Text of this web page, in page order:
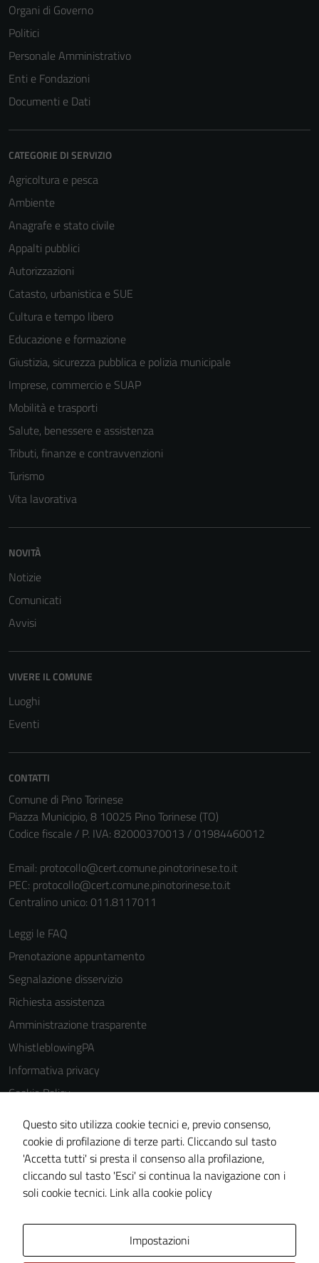
Organi di Governo
Politici
Personale Amministrativo
Enti e Fondazioni
Documenti e Dati
CATEGORIE DI SERVIZIO
Agricoltura e pesca
Ambiente
Anagrafe e stato civile
Appalti pubblici
Autorizzazioni
Catasto, urbanistica e SUE
Cultura e tempo libero
Educazione e formazione
Giustizia, sicurezza pubblica e polizia municipale
Imprese, commercio e SUAP
Mobilità e trasporti
Salute, benessere e assistenza
Tributi, finanze e contravvenzioni
Turismo
Vita lavorativa
NOVITÀ
Notizie
Comunicati
Avvisi
VIVERE IL COMUNE
Luoghi
Eventi
CONTATTI
Comune di Pino Torinese
Piazza Municipio, 8 10025 Pino Torinese (TO)
Codice fiscale / P. IVA: 82000370013 / 01984460012
Email: protocollo@cert.comune.pinotorinese.to.it
PEC: protocollo@cert.comune.pinotorinese.to.it
Centralino unico: 011.8117011
Leggi le FAQ
Prenotazione appuntamento
Segnalazione disservizio
Richiesta assistenza
Amministrazione trasparente
WhistleblowingPA
Informativa privacy
Cookie Policy
Note legali
Dichiarazione di accessibilità
Piano di miglioramento del sito
Certificazione sistema gestione qualità
Questo sito utilizza cookie tecnici e, previo consenso,
cookie di profilazione di terze parti. Cliccando sul tasto
'Accetta tutti' si presta il consenso alla profilazione,
cliccando sul tasto 'Esci' si continua la navigazione con i
soli cookie tecnici. Link alla cookie policy
Impostazioni
Tecnici